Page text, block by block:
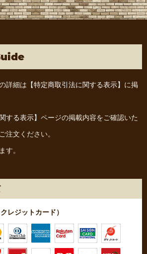
詳細は 【特定商取引法に関する表示】 に掲
する表示】 ページの掲載内容をご確認いた
注文ください。
す。
レジットカード）